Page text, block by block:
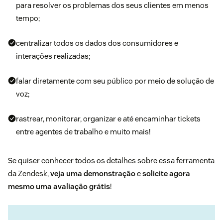
para resolver os problemas dos seus clientes em menos
tempo;
centralizar todos os dados dos consumidores e
interações realizadas;
falar diretamente com seu público por meio de solução de
voz;
rastrear, monitorar, organizar e até encaminhar tickets
entre agentes de trabalho e muito mais!
Se quiser conhecer todos os detalhes sobre essa ferramenta
da Zendesk,veja uma demonstraçãoesolicite agora
mesmo uma avaliação grátis!